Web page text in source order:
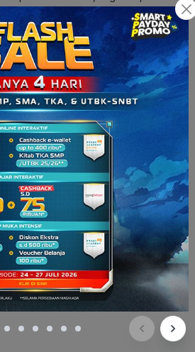
dua bagian, yaitu bagian dalam dan
penis dan skrotum. Sementara
terdapat testis, saluran reproduksi,
tidak diperhatikan kesehatan dan
menimbulkan berbagai macam
kelainan dan penyakit yang
pria beserta gejalanya:
reproduksi pria yang pertama disebut
merupakan penurunan
oleh gangguan interaksi
androgen dan testosteron.
infertilitas, impotensi, dan tidak
Penanganan penderita
dengan cara terapi hormon.